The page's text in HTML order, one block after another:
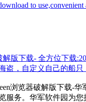
to
版下载- 全方位下载
盗，自定义自己的船
浏览器破解版下载-
服务。华军软件园为您